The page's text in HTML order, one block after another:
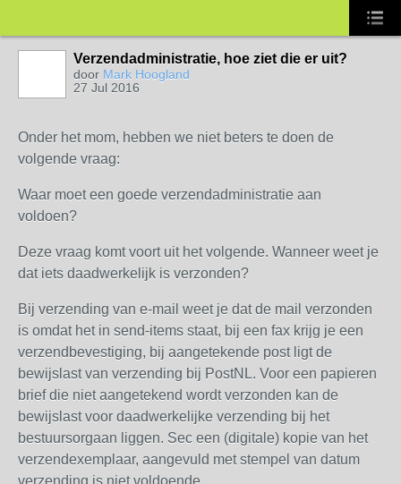
Verzendadministratie, hoe ziet die er uit?
door Mark Hoogland
27 Jul 2016
Onder het mom, hebben we niet beters te doen de
volgende vraag:
Waar moet een goede verzendadministratie aan
voldoen?
Deze vraag komt voort uit het volgende. Wanneer weet je
dat iets daadwerkelijk is verzonden?
Bij verzending van e-mail weet je dat de mail verzonden
is omdat het in send-items staat, bij een fax krijg je een
verzendbevestiging, bij aangetekende post ligt de
bewijslast van verzending bij PostNL. Voor een papieren
brief die niet aangetekend wordt verzonden kan de
bewijslast voor daadwerkelijke verzending bij het
bestuursorgaan liggen. Sec een (digitale) kopie van het
verzendexemplaar, aangevuld met stempel van datum
verzending is niet voldoende